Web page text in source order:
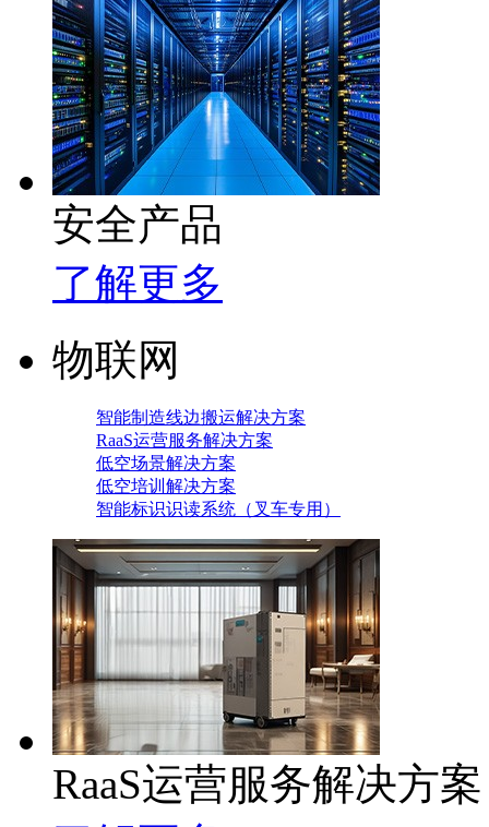
安全产品
了解更多
物联网
智能制造线边搬运解决方案
RaaS运营服务解决方案
低空场景解决方案
低空培训解决方案
智能标识识读系统（叉车专用）
RaaS运营服务解决方案